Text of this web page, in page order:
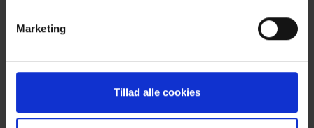
Marketing
Tillad alle cookies